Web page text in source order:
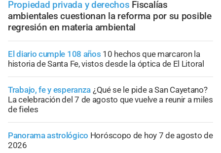
Propiedad privada y derechos Fiscalías
ambientales cuestionan la reforma por su posible
regresión en materia ambiental
El diario cumple 108 años 10 hechos que marcaron la
historia de Santa Fe, vistos desde la óptica de El Litoral
Trabajo, fe y esperanza ¿Qué se le pide a San Cayetano?
La celebración del 7 de agosto que vuelve a reunir a miles
de fieles
Panorama astrológico Horóscopo de hoy 7 de agosto de
2026